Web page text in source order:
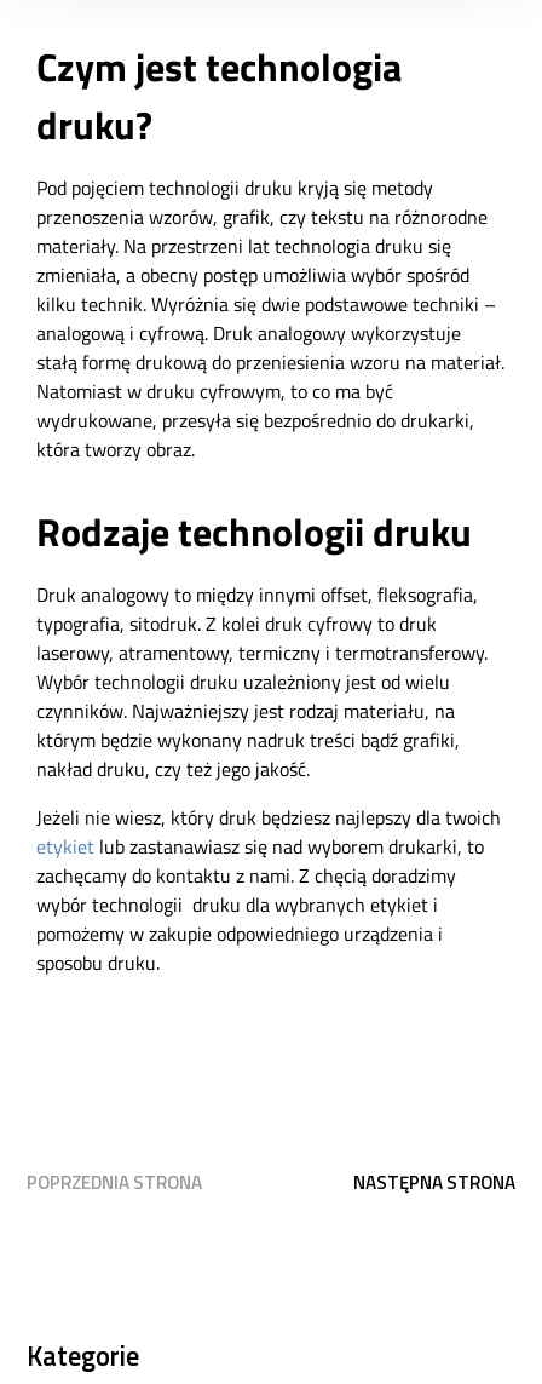
Czym jest technologia
druku?
Pod pojęciem technologii druku kryją się metody
przenoszenia wzorów, grafik, czy tekstu na różnorodne
materiały. Na przestrzeni lat technologia druku się
zmieniała, a obecny postęp umożliwia wybór spośród
kilku technik. Wyróżnia się dwie podstawowe techniki –
analogową i cyfrową. Druk analogowy wykorzystuje
stałą formę drukową do przeniesienia wzoru na materiał.
Natomiast w druku cyfrowym, to co ma być
wydrukowane, przesyła się bezpośrednio do drukarki,
która tworzy obraz.
Rodzaje technologii druku
Druk analogowy to między innymi offset, fleksografia,
typografia, sitodruk. Z kolei druk cyfrowy to druk
laserowy, atramentowy, termiczny i termotransferowy.
Wybór technologii druku uzależniony jest od wielu
czynników. Najważniejszy jest rodzaj materiału, na
którym będzie wykonany nadruk treści bądź grafiki,
nakład druku, czy też jego jakość.
Jeżeli nie wiesz, który druk będziesz najlepszy dla twoich
etykiet lub zastanawiasz się nad wyborem drukarki, to
zachęcamy do kontaktu z nami. Z chęcią doradzimy
wybór technologii druku dla wybranych etykiet i
pomożemy w zakupie odpowiedniego urządzenia i
sposobu druku.
wpisów
POPRZEDNIA STRONA NASTĘPNA STRONA
Kategorie